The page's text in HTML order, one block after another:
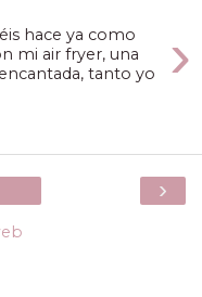
›
hace ya como
mi air fryer, una
tanto yo
›